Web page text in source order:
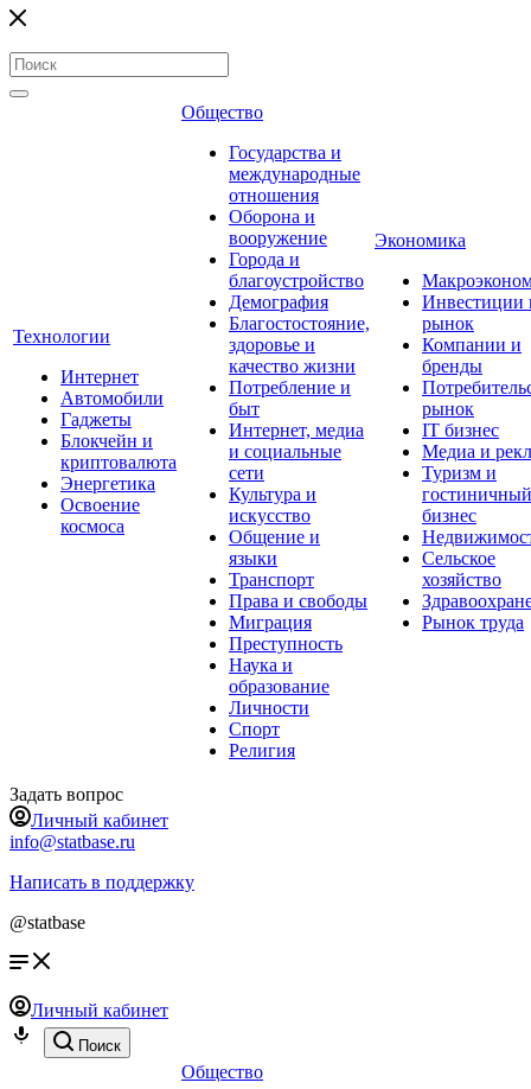
Технологии
Интернет
Автомобили
Гаджеты
Блокчейн и
криптовалюта
Энергетика
Освоение
космоса
Общество
Государства и
международные
отношения
Оборона и
вооружение
Города и
благоустройство
Демография
Благостостояние,
здоровье и
качество жизни
Потребление и
быт
Интернет, медиа
и социальные
сети
Культура и
искусство
Общение и
языки
Транспорт
Права и свободы
Миграция
Преступность
Наука и
образование
Личности
Спорт
Религия
Экономика
Инвестиции
рынок
Компании и
бренды
рынок
IT бизнес
Медиа и
Туризм и
гостиничный
бизнес
Сельское
хозяйство
Рынок труда
Задать вопрос
Личный кабинет
info@statbase.ru
Написать в поддержку
@statbase
Личный кабинет
Поиск
Общество